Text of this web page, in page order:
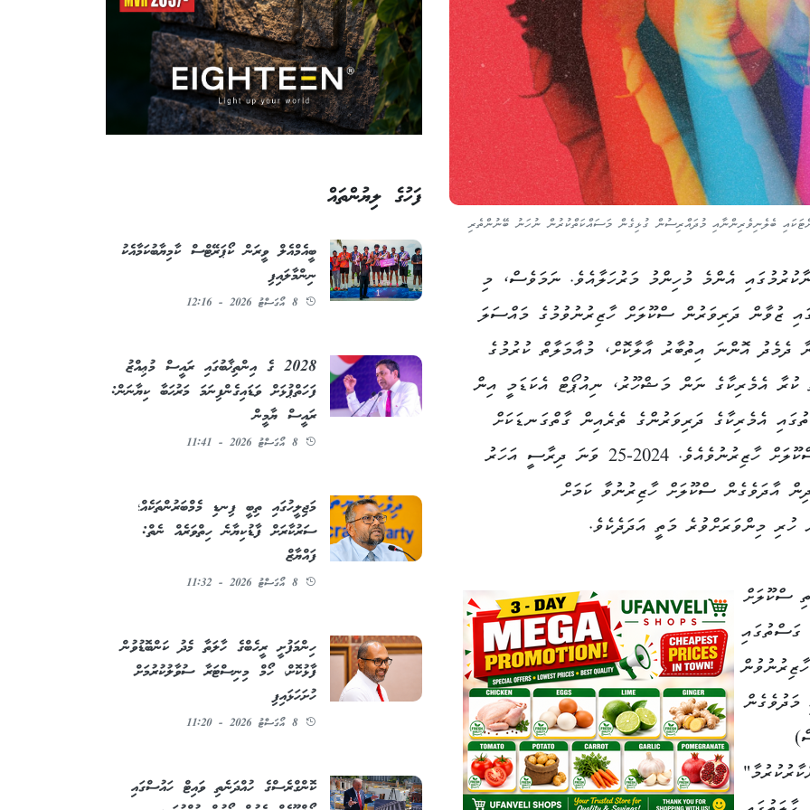
ބެލެނިވެރިންނާއި މުދައްރިސުން ގުޅިގެން މަސައްކަތްކުރުން ނުހަނު ބޭނުންތެރި
އެންމެ މުހިންމު މަރުހަލާއެވެ. ނަމަވެސް، މި
ޒުވާން ދަރިވަރުން ސްކޫލަށް ހާޒިރުނުވުމުގެ މައްސަލަ
ދެމެދު އޮންނަ އިތުބާރު އާލާކޮށް، މުއާމަލާތް ކުރުމުގެ
ކުރާ އެމެރިކާގެ ނަން މަޝްހޫރު، ނިއުޕޯޓް އެކަޑަމީ އިން
އެމެރިކާގެ ދަރިވަރުންގެ ތެރެއިން ގާތްގަނޑަކަށް
ހަތަރުބައިކުޅަ އެއްބައި ކުދިން ގަވާއިދުން ސްކޫލަށް ހާޒިރުނުވެއެވެ. 2024-25 ވަނަ ދިރާސީ އަހަރު
އިންސައްތަ ކުދިން އާދަވެގެން ސްކޫލަށް ހާޒިރުނުވާ ކަމަށް
ސްކޫލަށް
ގަސްތުގައި
މަދުވެގެން
ދުވަސް)
ފަހުގެ ލިޔުންތައް
ބީއެމްއެލް ވީރަން ކޯޕަރޭޓްސް ކާމިޔާބުކަމާއެކު
ނިންމާލައިފި
8 އޯގަސްޓު 2026 - 12:16
2028 ގެ އިންތިޚާބުގައި ރައީސް މުޢިއްޒު
ފަހަތްޕުޅަށް ވަޑައިގެންފިނަމަ މަރުޙަބާ ކިޔާނަން:
ރައީސް ޔާމީން
8 އޯގަސްޓު 2026 - 11:41
މަޖިލީހުގައި ތިބީ ފިނޑި މެމްބަރުންތަކެއް؛
ސަރުކާރަށް ފާޑުކިޔާނެ ހިތްވަރެއް ނެތް:
ފައްޔާޒް
8 އޯގަސްޓު 2026 - 11:32
ހިންމަފުށީ ރީހެބްގެ ހާލަތާ މެދު ކަންބޮޑުވުން
ފާޅުކޮށް، ހޯމް މިނިސްޓަރާ ސުވާލުކުރުމަށް
ހުށަހަޅައިފި
8 އޯގަސްޓު 2026 - 11:20
ކޮންގްރެސްގެ ހުއްދަނެތި ވައިޓް ހައުސްގައި